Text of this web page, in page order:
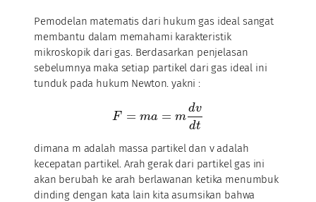
Pemodelan matematis dari hukum gas ideal sangat
membantu dalam memahami karakteristik
mikroskopik dari gas. Berdasarkan penjelasan
sebelumnya maka setiap partikel dari gas ideal ini
tunduk pada hukum Newton. yakni :
F = ma = m
dv
dt
dimana m adalah massa partikel dan v adalah
kecepatan partikel. Arah gerak dari partikel gas ini
akan berubah ke arah berlawanan ketika menumbuk
dinding dengan kata lain kita asumsikan bahwa